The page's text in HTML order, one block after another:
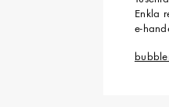
Enkla
e-